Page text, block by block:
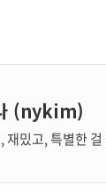
(nykim)
재밌고, 특별한